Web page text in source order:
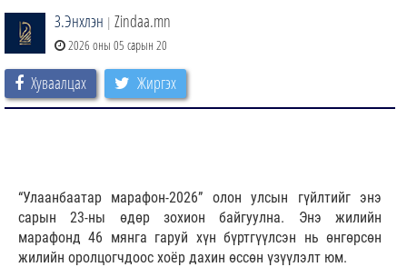
З.Энхлэн | Zindaa.mn
2026 оны 05 сарын 20
Хуваалцах Жиргэх
“Улаанбаатар марафон-2026” олон улсын гүйлтийг энэ
сарын 23-ны өдөр зохион байгуулна. Энэ жилийн
марафонд 46 мянга гаруй хүн бүртгүүлсэн нь өнгөрсөн
жилийн оролцогчдоос хоёр дахин өссөн үзүүлэлт юм.